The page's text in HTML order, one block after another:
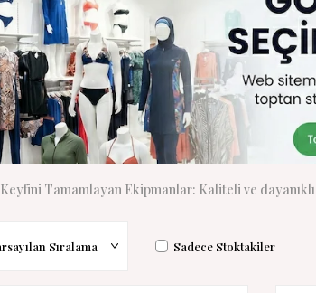
Tamamlayan Ekipmanlar: Kaliteli ve
Sadece Stoktakiler